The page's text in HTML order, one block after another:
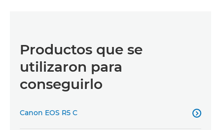
Productos que se
utilizaron para
conseguirlo
Canon EOS R5 C 